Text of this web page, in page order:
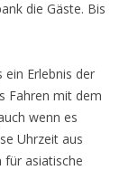
die Gäste. Bis
Erlebnis der
Fahren mit dem
wenn es
Uhrzeit aus
für asiatische